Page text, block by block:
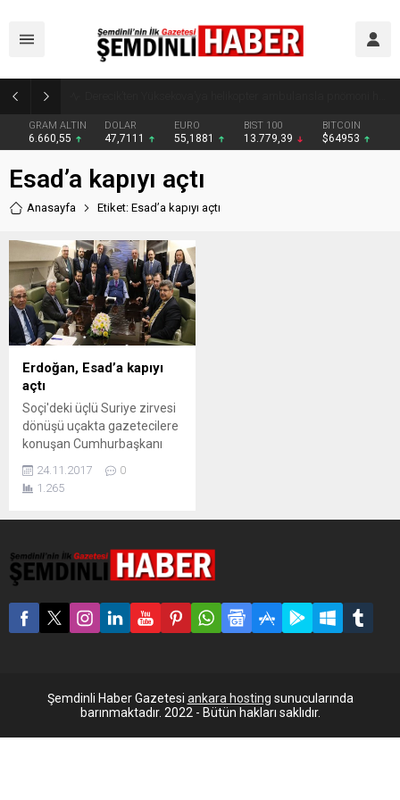
GRAM ALTIN
6.660,55
DOLAR
47,7111
EURO
55,1881
BIST 100
13.779,39
BITCOIN
$64953
Esad’a kapıyı açtı
Anasayfa Etiket: Esad’a kapıyı açtı
Erdoğan, Esad’a kapıyı
açtı
Soçi'deki üçlü Suriye zirvesi
dönüşü uçakta gazetecilere
konuşan Cumhurbaşkanı
Şam arasında daha yakın bir
temas, ortak çalışma
son ana kadar her zaman
açıktır" yanıtını verdi.
Putin'in, Esad'ın da PYD'ye
olumsuz baktığını
aktardığını belirten Erdoğan,
24.11.2017
0
1.265
Şemdinli Haber Gazetesi ankara hosting sunucularında
barınmaktadır. 2022 - Bütün hakları saklıdır.